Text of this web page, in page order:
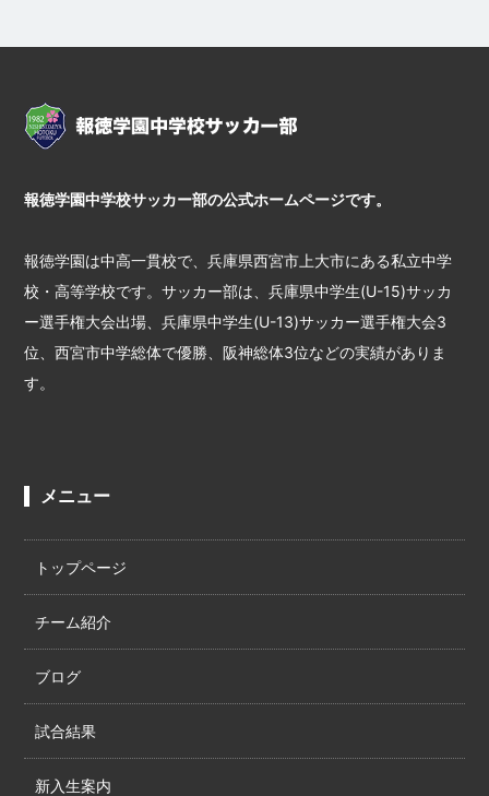
報徳学園中学校サッカー部の公式ホームページです。
報徳学園は中高一貫校で、兵庫県西宮市上大市にある私立中学
校・高等学校です。サッカー部は、兵庫県中学生(U-15)サッカ
ー選手権大会出場、兵庫県中学生(U-13)サッカー選手権大会3
位、西宮市中学総体で優勝、阪神総体3位などの実績がありま
す。
メニュー
トップページ
チーム紹介
ブログ
試合結果
新入生案内